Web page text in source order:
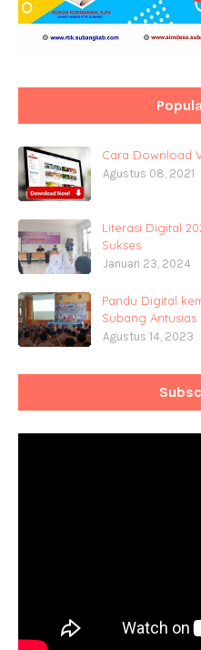
Cara Download
Agustus 08, 2021
Literasi Digital
Sukses
Januari 23, 2024
Pandu Digital
Subang
Agustus 14, 2023